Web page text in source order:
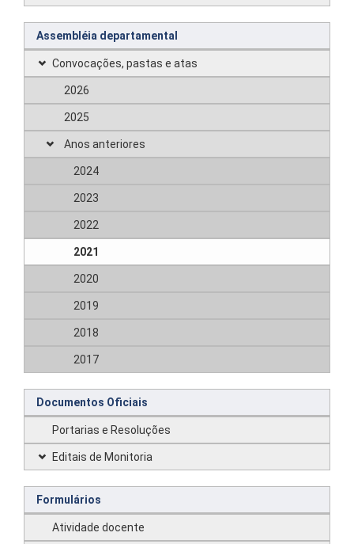
Assembléia departamental
Convocações, pastas e atas
2026
2025
Anos anteriores
2024
2023
2022
2021
2020
2019
2018
2017
Documentos Oficiais
Portarias e Resoluções
Editais de Monitoria
Formulários
Atividade docente